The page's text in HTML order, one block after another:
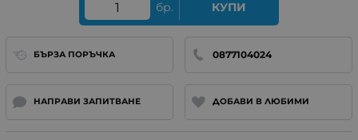
бр. КУПИ
БЪРЗА ПОРЪЧКА 0877104024
НАПРАВИ ЗАПИТВАНЕ ДОБАВИ В ЛЮБИМИ